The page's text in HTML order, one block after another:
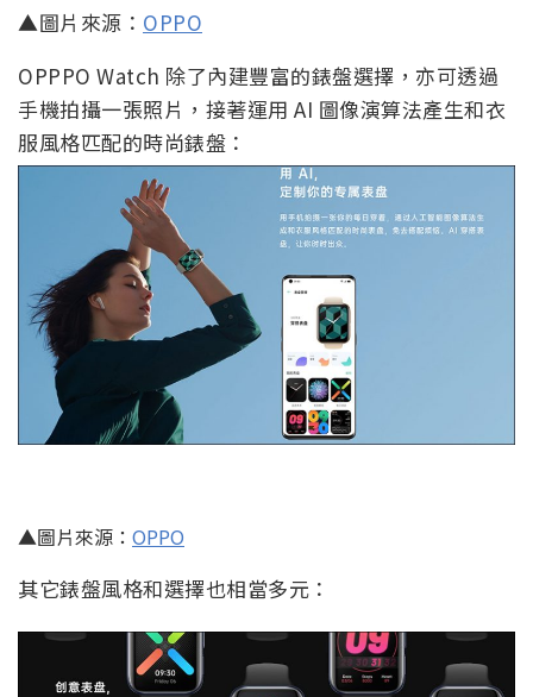
▲圖片來源： OPPO
OPPPO Watch 除了內建豐富的錶盤選擇，亦可透過
手機拍攝一張照片，接著運用 AI 圖像演算法產生和衣
服風格匹配的時尚錶盤：
▲圖片來源： OPPO
其它錶盤風格和選擇也相當多元：